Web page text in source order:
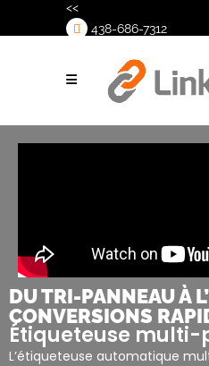
<<
438-686-7312
DU TRI-PANNEAU À
CONVERSIONS
Étiqueteuse
L’étiqueteuse automatique